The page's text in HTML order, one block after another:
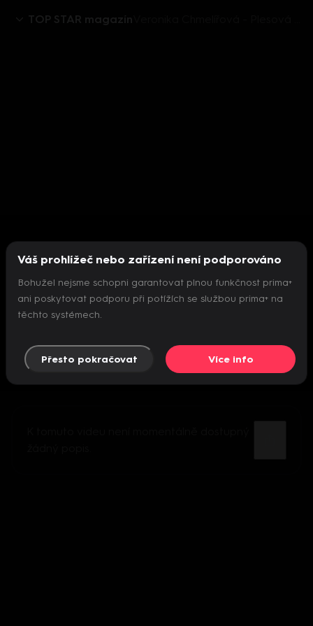
TOP STAR magazín
Nepodařilo se inicializovat přehrávač
Váš prohlížeč nebo zařízení není podporováno
Bohužel nejsme schopni garantovat plnou funkčnost prima+
ani poskytovat podporu při potížích se službou prima+ na
těchto systémech.
Přesto pokračovat Více info